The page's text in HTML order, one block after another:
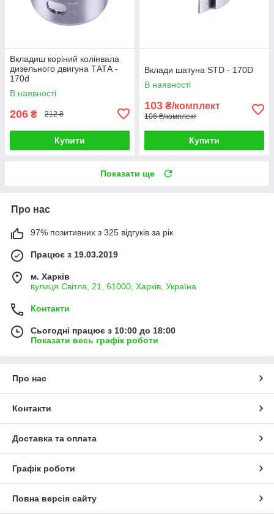
Вкладиш коріний колінвала
дизельного двигуна ТАТА -
170d
В наявності
206 ₴ 212 ₴
Купити
Вклади шатуна STD - 170D
В наявності
103 ₴/комплект
106 ₴/комплект
Купити
Показати ще
Про нас
97% позитивних з 325 відгуків за рік
Працює з 19.03.2019
м. Харків
вулиця Світла, 21, 61000, Харків, Україна
Контакти
Сьогодні працює з 10:00 до 18:00
Показати весь графік роботи
Про нас
Контакти
Доставка та оплата
Графік роботи
Повна версія сайту